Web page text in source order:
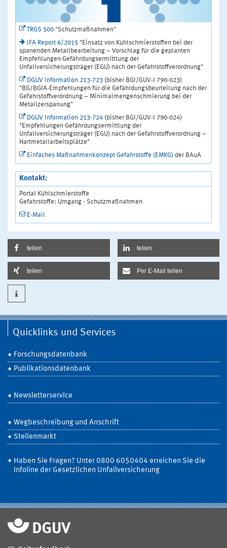
TRGS 500 "Schutzmaßnahmen"
IFA Report 6/2015 "Einsatz von Kühlschmierstoffen bei der
spanenden Metallbearbeitung – Vorschlag für die geplanten
Empfehlungen Gefährdungsermittlung der
Unfallversicherungsträger (EGU) nach der Gefahrstoffverordnung"
DGUV Information 213-723 (bisher BGI/GUV-I 790-023)
"BG/BGIA-Empfehlungen für die Gefährdungsbeurteilung nach der
Gefahrstoffverordnung – Minimalmengenschmierung bei der
Metallzerspanung"
DGUV Information 213-724 (bisher BGI/GUV-I 790-024)
"Empfehlungen Gefährdungsermittlung der
Unfallversicherungsträger (EGU) nach der Gefahrstoffverordnung –
Hartmetallarbeitsplätze"
Einfaches Maßnahmenkonzept Gefahrstoffe (EMKG) der BAuA
Kontakt:
Portal Kühlschmierstoffe
Gefahrstoffe: Umgang - Schutzmaßnahmen
E-Mail
teilen teilen
teilen Per E-Mail teilen
Quicklinks und Services
Forschungsdatenbank
Publikationsdatenbank
Newsletterservice
Wegbeschreibung und Anschrift
Stellenmarkt
Haben Sie Fragen? Unter 0800 6050404 erreichen Sie die
Infoline der Gesetzlichen Unfallversicherung